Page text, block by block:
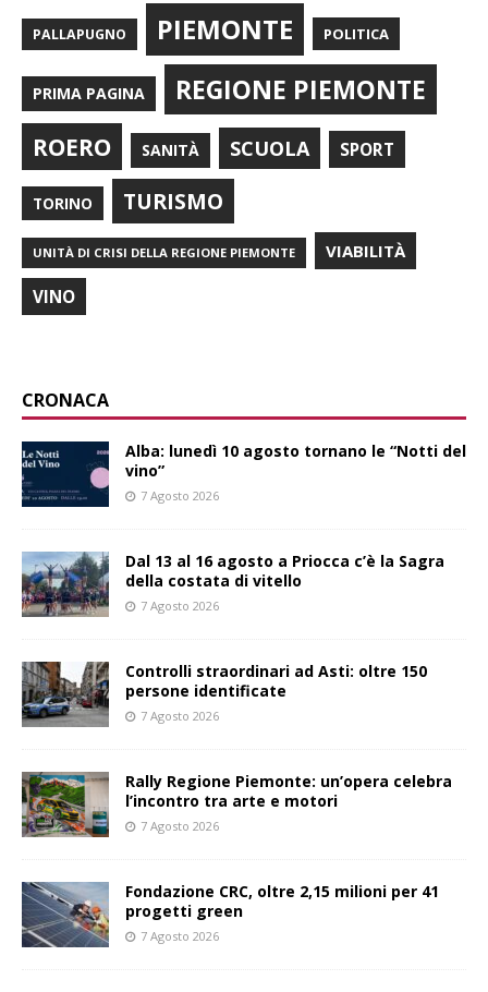
PALLAPUGNO PIEMONTE POLITICA
PRIMA PAGINA REGIONE PIEMONTE
ROERO SANITÀ SCUOLA SPORT
TORINO TURISMO
UNITÀ DI CRISI DELLA REGIONE PIEMONTE VIABILITÀ
VINO
CRONACA
Alba: lunedì 10 agosto tornano le “Notti del
vino”
7 Agosto 2026
Dal 13 al 16 agosto a Priocca c’è la Sagra
della costata di vitello
7 Agosto 2026
Controlli straordinari ad Asti: oltre 150
persone identificate
7 Agosto 2026
Rally Regione Piemonte: un’opera celebra
l’incontro tra arte e motori
7 Agosto 2026
Fondazione CRC, oltre 2,15 milioni per 41
progetti green
7 Agosto 2026